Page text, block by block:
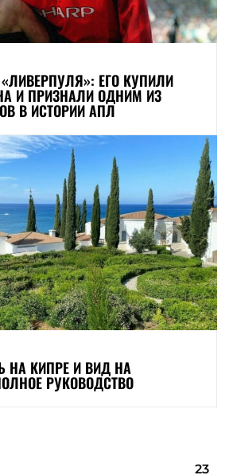
ЕГО КУПИЛИ
И ПРИЗНАЛИ ОДНИМ ИЗ
В ИСТОРИИ АПЛ
НА КИПРЕ И ВИД НА
РУКОВОДСТВО
23